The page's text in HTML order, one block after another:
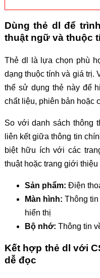
Dùng thẻ dl để
thuật ngữ và thuộc
Thẻ dl là lựa chọn phù
dạng thuộc tính và giá trị.
thể sử dụng thẻ này để
chất liệu, phiên bản hoặc
So với danh sách thông
liên kết giữa thông tin
biệt hữu ích với các
thuật hoặc trang giới thiệu
Sản phẩm: Điện
Màn hình: Thông
hiển thị
Bộ nhớ: Thông tin
Kết hợp thẻ dl với
dễ đọc